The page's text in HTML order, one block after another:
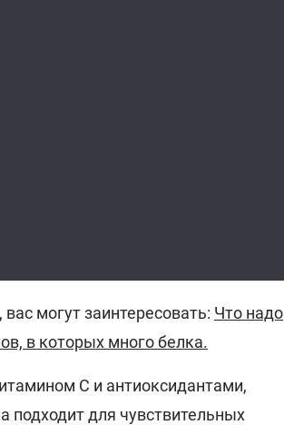
могут заинтересовать: Что надо
в которых много белка.
С и антиоксидантами,
подходит для чувствительных